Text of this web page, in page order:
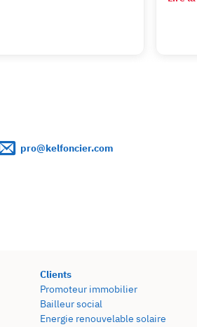
pro@kelfoncier.com
Clients
Promoteur immobilier
Bailleur social
Energie renouvelable solaire